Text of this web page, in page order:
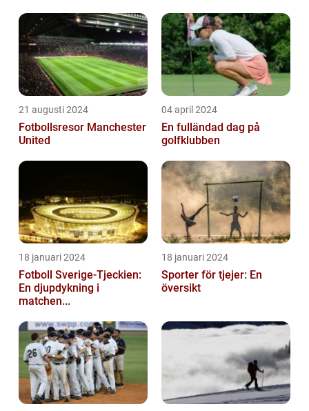
21 augusti 2024
Fotbollsresor Manchester
United
04 april 2024
En fulländad dag på
golfklubben
18 januari 2024
Fotboll Sverige-Tjeckien:
En djupdykning i
matchen...
18 januari 2024
Sporter för tjejer: En
översikt